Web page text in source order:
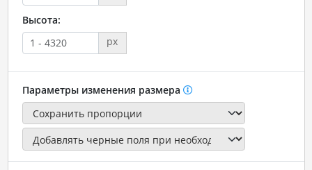
Высота:
px
Параметры изменения размера